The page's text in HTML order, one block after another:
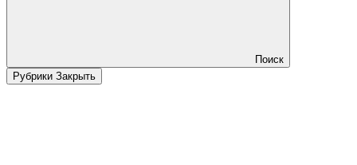
Поиск
Рубрики Закрыть